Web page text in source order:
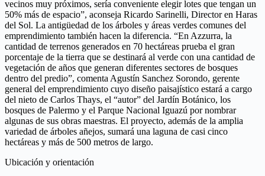
vecinos muy próximos, sería conveniente elegir lotes que tengan un
50% más de espacio”, aconseja Ricardo Sarinelli, Director en Haras
del Sol. La antigüedad de los árboles y áreas verdes comunes del
emprendimiento también hacen la diferencia. “En Azzurra, la
cantidad de terrenos generados en 70 hectáreas prueba el gran
porcentaje de la tierra que se destinará al verde con una cantidad de
vegetación de años que generan diferentes sectores de bosques
dentro del predio”, comenta Agustín Sanchez Sorondo, gerente
general del emprendimiento cuyo diseño paisajístico estará a cargo
del nieto de Carlos Thays, el “autor” del Jardín Botánico, los
bosques de Palermo y el Parque Nacional Iguazú por nombrar
algunas de sus obras maestras. El proyecto, además de la amplia
variedad de árboles añejos, sumará una laguna de casi cinco
hectáreas y más de 500 metros de largo.
Ubicación y orientación